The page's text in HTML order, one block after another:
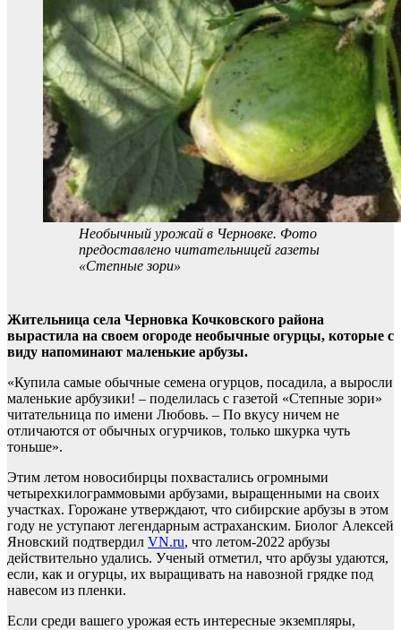
Необычный урожай в Черновке. Фото
предоставлено читательницей газеты
«Степные зори»
Жительница села Черновка Кочковского района
вырастила на своем огороде необычные огурцы, которые с
виду напоминают маленькие арбузы.
«Купила самые обычные семена огурцов, посадила, а выросли
маленькие арбузики! – поделилась с газетой «Степные зори»
читательница по имени Любовь. – По вкусу ничем не
отличаются от обычных огурчиков, только шкурка чуть
тоньше».
Этим летом новосибирцы похвастались огромными
четырехкилограммовыми арбузами, выращенными на своих
участках. Горожане утверждают, что сибирские арбузы в этом
году не уступают легендарным астраханским. Биолог Алексей
Яновский подтвердил VN.ru, что летом-2022 арбузы
действительно удались. Ученый отметил, что арбузы удаются,
если, как и огурцы, их выращивать на навозной грядке под
навесом из пленки.
Если среди вашего урожая есть интересные экземпляры,